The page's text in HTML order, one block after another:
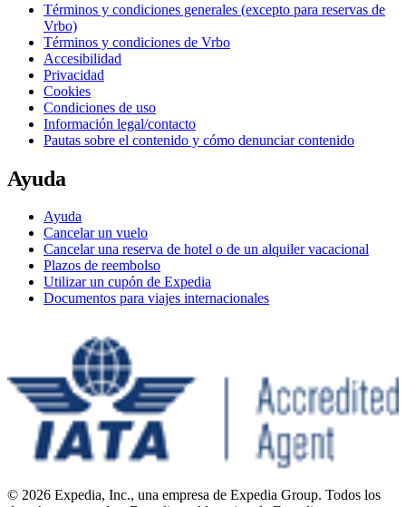
Términos y condiciones generales (excepto para reservas de
Vrbo)
Términos y condiciones de Vrbo
Accesibilidad
Privacidad
Cookies
Condiciones de uso
Información legal/contacto
Pautas sobre el contenido y cómo denunciar contenido
Ayuda
Ayuda
Cancelar un vuelo
Cancelar una reserva de hotel o de un alquiler vacacional
Plazos de reembolso
Utilizar un cupón de Expedia
Documentos para viajes internacionales
© 2026 Expedia, Inc., una empresa de Expedia Group. Todos los